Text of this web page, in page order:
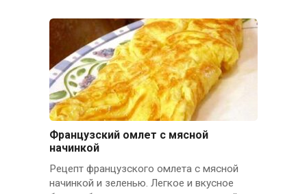
Французский омлет с мясной
начинкой
Рецепт французского омлета с мясной
начинкой и зеленью. Легкое и вкусное